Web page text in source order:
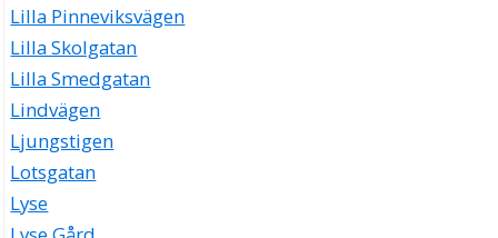
Lilla Pinneviksvägen
Lilla Skolgatan
Lilla Smedgatan
Lindvägen
Ljungstigen
Lotsgatan
Lyse